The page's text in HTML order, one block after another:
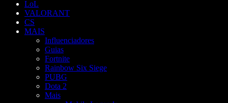
LoL
VALORANT
CS
MAIS
Influenciadores
Guias
Fortnite
Rainbow Six Siege
PUBG
Dota 2
Mais